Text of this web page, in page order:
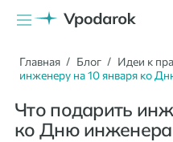
Главная Блог Идеи к
инженеру на 10 января ко
Что подарить
ко Дню